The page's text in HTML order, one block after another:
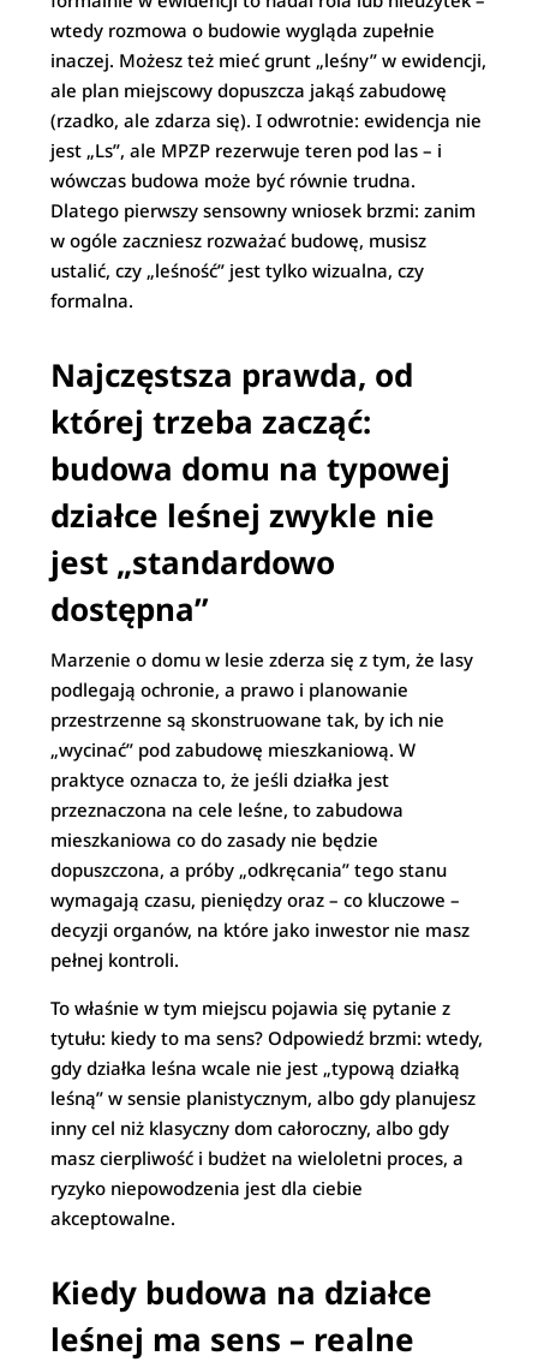
wtedy rozmowa o budowie wygląda zupełnie
inaczej. Możesz też mieć grunt „leśny” w ewidencji,
ale plan miejscowy dopuszcza jakąś zabudowę
(rzadko, ale zdarza się). I odwrotnie: ewidencja nie
jest „Ls”, ale MPZP rezerwuje teren pod las – i
wówczas budowa może być równie trudna.
Dlatego pierwszy sensowny wniosek brzmi: zanim
w ogóle zaczniesz rozważać budowę, musisz
ustalić, czy „leśność” jest tylko wizualna, czy
formalna.
Najczęstsza prawda, od
której trzeba zacząć:
budowa domu na typowej
działce leśnej zwykle nie
jest „standardowo
dostępna”
Marzenie o domu w lesie zderza się z tym, że lasy
podlegają ochronie, a prawo i planowanie
przestrzenne są skonstruowane tak, by ich nie
„wycinać” pod zabudowę mieszkaniową. W
praktyce oznacza to, że jeśli działka jest
przeznaczona na cele leśne, to zabudowa
mieszkaniowa co do zasady nie będzie
dopuszczona, a próby „odkręcania” tego stanu
wymagają czasu, pieniędzy oraz – co kluczowe –
decyzji organów, na które jako inwestor nie masz
pełnej kontroli.
To właśnie w tym miejscu pojawia się pytanie z
tytułu: kiedy to ma sens? Odpowiedź brzmi: wtedy,
gdy działka leśna wcale nie jest „typową działką
leśną” w sensie planistycznym, albo gdy planujesz
inny cel niż klasyczny dom całoroczny, albo gdy
masz cierpliwość i budżet na wieloletni proces, a
ryzyko niepowodzenia jest dla ciebie
akceptowalne.
Kiedy budowa na działce
leśnej ma sens – realne